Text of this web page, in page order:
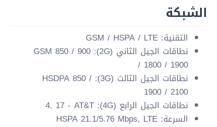
الشبكة
التقنية: GSM / HSPA / LTE
نطاقات الجيل الثاني (2G): GSM 850 / 900
/ 1800 / 1900
نطاقات الجيل الثالث (3G): HSDPA 850 /
1900 / 2100
نطاقات الجيل الرابع (4G): 4, 17 - AT&T
السرعة: HSPA 21.1/5.76 Mbps, LTE